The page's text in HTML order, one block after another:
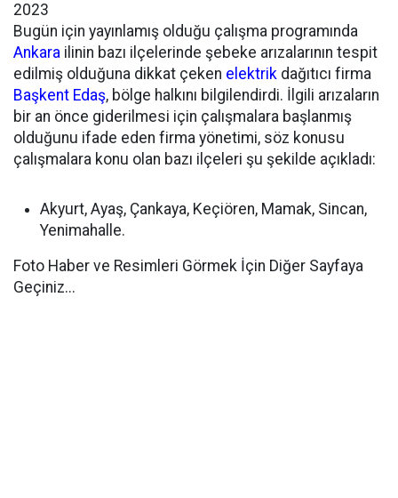
2023
Bugün için yayınlamış olduğu çalışma programında
Ankara ilinin bazı ilçelerinde şebeke arızalarının tespit
edilmiş olduğuna dikkat çeken elektrik dağıtıcı firma
Başkent Edaş, bölge halkını bilgilendirdi. İlgili arızaların
bir an önce giderilmesi için çalışmalara başlanmış
olduğunu ifade eden firma yönetimi, söz konusu
çalışmalara konu olan bazı ilçeleri şu şekilde açıkladı:
Akyurt, Ayaş, Çankaya, Keçiören, Mamak, Sincan,
Yenimahalle.
Foto Haber ve Resimleri Görmek İçin Diğer Sayfaya
Geçiniz...